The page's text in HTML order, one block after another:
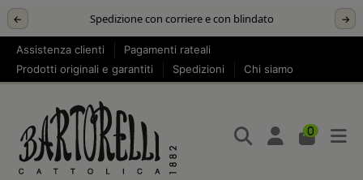
← Spedizione con corriere e con blindato →
Assistenza clienti
Pagamenti rateali
Prodotti originali e garantiti
Spedizioni Chi siamo
0